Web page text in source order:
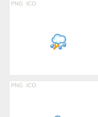
PNG ICO
PNG ICO